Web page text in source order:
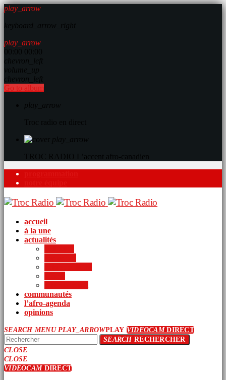
play_arrow
play_arrow
Go to album
accueil
à la une
actualités
communautés
l’afro-agenda
opinions
SEARCH MENU PLAY_ARROWPLAY VIDEOCAMDIRECT
SEARCHRECHERCHER
CLOSE
CLOSE
VIDEOCAMDIRECT